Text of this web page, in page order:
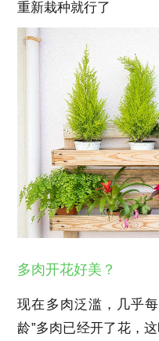
重新栽种就行了
多肉开花好美？
现在多肉泛滥，几乎
龄”多肉已经开了花，